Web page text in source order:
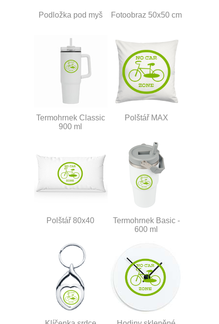
Podložka pod myš Fotoobraz 50x50 cm
Termohrnek Classic
900 ml
Polštář MAX
Polštář 80x40
Termohrnek Basic -
600 ml